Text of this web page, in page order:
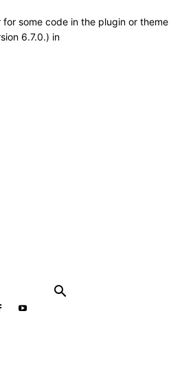
some code in the plugin or theme
6.7.0.) in